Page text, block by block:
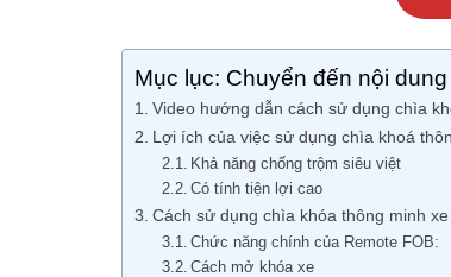
Mục lục: Chuyển đến nội
Video hướng dẫn cách sử dụng chìa
Lợi ích của việc sử dụng chìa khoá
Khả năng chống trộm siêu việt
Có tính tiện lợi cao
Cách sử dụng chìa khóa thông minh
Chức năng chính của Remote FOB:
Cách mở khóa xe